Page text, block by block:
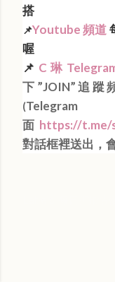
搭
📌Youtube 頻道
喔
📌 C琳
下”JOIN”追
(
面 https://t.me/
對話框裡送出，